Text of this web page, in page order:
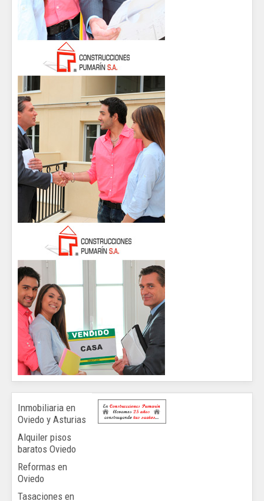
Inmobiliaria en
Oviedo y Asturias
Alquiler pisos
baratos Oviedo
Reformas en
Oviedo
Tasaciones en